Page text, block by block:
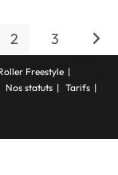
page
2 3 Aller
Freestyle
Nos statuts
Tarifs